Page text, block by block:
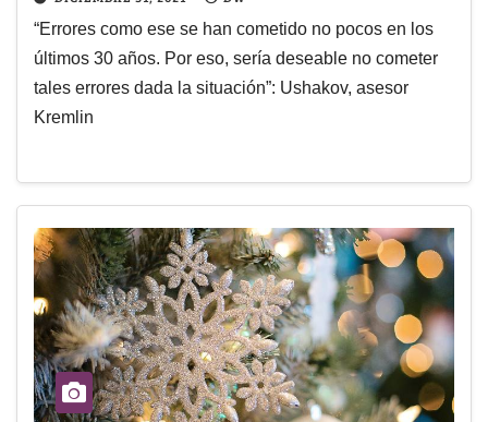
“Errores como ese se han cometido no pocos en los
últimos 30 años. Por eso, sería deseable no cometer
tales errores dada la situación”: Ushakov, asesor
Kremlin